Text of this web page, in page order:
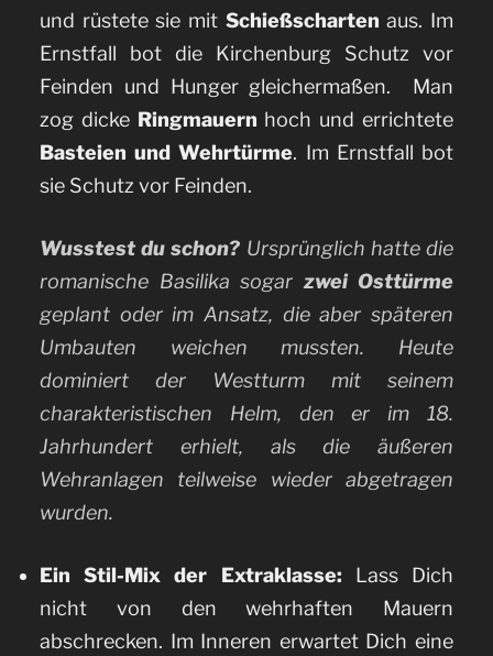
und rüstete sie mit Schießscharten aus. Im
Ernstfall bot die Kirchenburg Schutz vor
Feinden und Hunger gleichermaßen. Man
zog dicke Ringmauern hoch und errichtete
Basteien und Wehrtürme. Im Ernstfall bot
sie Schutz vor Feinden.
Wusstest du schon? Ursprünglich hatte die
romanische Basilika sogar zwei Osttürme
geplant oder im Ansatz, die aber späteren
Umbauten weichen mussten. Heute
dominiert der Westturm mit seinem
charakteristischen Helm, den er im 18.
Jahrhundert erhielt, als die äußeren
Wehranlagen teilweise wieder abgetragen
wurden.
Ein Stil-Mix der Extraklasse: Lass Dich
nicht von den wehrhaften Mauern
abschrecken. Im Inneren erwartet Dich eine